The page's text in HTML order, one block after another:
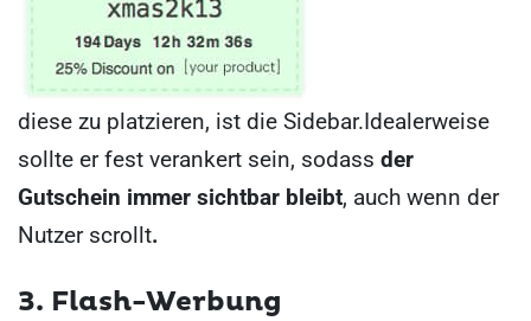
diese zu platzieren, ist die Sidebar.Idealerweise
sollte er fest verankert sein, sodass der
Gutschein immer sichtbar bleibt, auch wenn der
Nutzer scrollt.
3. Flash-Werbung